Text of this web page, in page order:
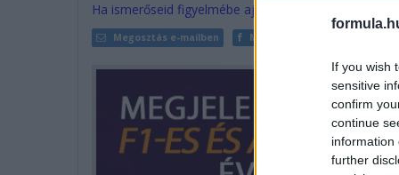
If you wish
sensitive
confirm
continue
information
further
Ha ismerőseid figyelmébe ajánlanád a cikket,
Megosztás e-mailben Megosztás Facebookon